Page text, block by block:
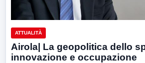
ATTUALITÀ
Airola| La geopolitica dello
innovazione e occupazione